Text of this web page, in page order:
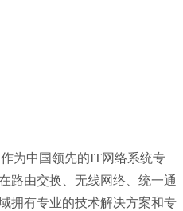
为中国领先的IT网络系统专
路由交换、无线网络、统一通
拥有专业的技术解决方案和专